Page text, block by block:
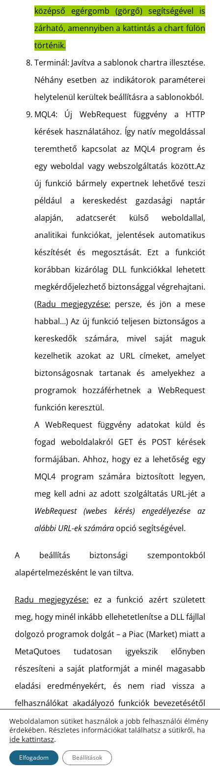
középső egérgomb (görgő) segítségével is
zárható, amennyiben a kattintás a chart fülön
történik.
Terminál: Javítva a sablonok chartra illesztése.
Néhány esetben az indikátorok paraméterei
helytelenül kerültek beállításra a sablonokból.
MQL4: Új WebRequest függvény a HTTP
kérések használatához. Így natív megoldással
teremthető kapcsolat az MQL4 program és
egy weboldal vagy webszolgáltatás között.Az
új funkció bármely expertnek lehetővé teszi
például a kereskedést gazdasági naptár
alapján, adatcserét külső weboldallal,
analitikai funkciókat, jelentések automatikus
készítését és megosztását. Ezt a funkciót
korábban kizárólag DLL funkciókkal lehetett
megkérdőjelezhető biztonsággal végrehajtani.
(Radu megjegyzése: persze, és jön a mese
habbal…) Az új funkció teljesen biztonságos a
kereskedők számára, mivel saját maguk
kezelhetik azokat az URL címeket, amelyet
biztonságosnak tartanak és amelyekhez a
programok hozzáférhetnek a WebRequest
funkción keresztül.
A WebRequest függvény adatokat küld és
fogad weboldalakról GET és POST kérések
formájában. Ahhoz, hogy ez a lehetőség egy
MQL4 program számára biztosított legyen,
meg kell adni az adott szolgáltatás URL-jét a
WebRequest (webes kérés) engedélyezése az
alábbi URL-ek számára opció segítségével.
A beállítás biztonsági szempontokból
alapértelmezésként le van tiltva.
Radu megjegyzése: ez a funkció azért született
meg, hogy minél inkább ellehetetlenítse a DLL fájllal
dolgozó programok dolgát – a Piac (Market) miatt a
MetaQutoes tudatosan igyekszik előnyben
részesíteni a saját platformját a minél magasabb
eladási eredményekért, és nem riad vissza a
felhasználókat akadályozó funkciók bevezetésétől
sem. A WebRequest funkcióval egyidőben a DLL
import ugyan megmaradt, azonban a
megerősítése beállítás most már csak egyenként,
Weboldalamon sütiket használok a jobb felhasználói élmény
érdekében. Részletes információkat találhatsz a sütikről, ha
ide kattintasz.
Elfogadom Beállítások